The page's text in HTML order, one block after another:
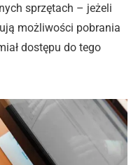
sprzętach – jeżeli
możliwości pobrania
dostępu do tego